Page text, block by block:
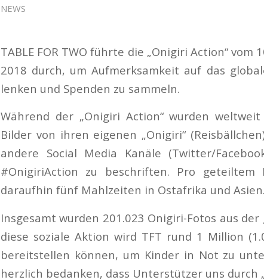
NEWS
TABLE FOR TWO führte die „Onigiri Action“
2018 durch, um Aufmerksamkeit auf das
lenken und Spenden zu sammeln.
Während der „Onigiri Action“ wurden
Bilder von ihren eigenen „Onigiri“
andere Social Media Kanäle (Twitter/
#OnigiriAction zu beschriften. Pro geteiltem
daraufhin fünf Mahlzeiten in Ostafrika und Asien.
Insgesamt wurden 201.023 Onigiri-Fotos aus
diese soziale Aktion wird TFT rund 1 Million
bereitstellen können, um Kinder in Not zu
herzlich bedanken, dass Unterstützer uns durch